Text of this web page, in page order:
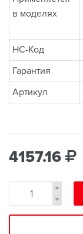
в моделях
НС-Код
Гарантия
Артикул
4157.16